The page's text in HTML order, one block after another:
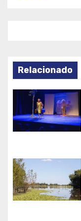
Relacionado